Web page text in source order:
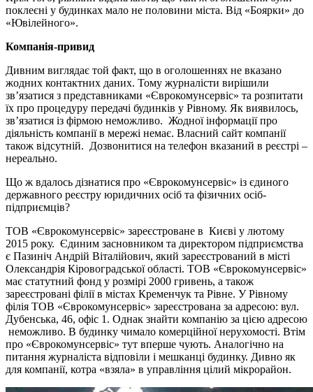
поклеєні у будинках мало не половини міста. Від «Боярки» до
«Ювілейного».
Компанія-привид
Дивним виглядає той факт, що в оголошеннях не вказано
жодних контактних даних. Тому журналісти вирішили
зв’язатися з представниками «Єврокомунсервіс» та розпитати
їх про процедуру передачі будинків у Рівному. Як виявилось,
зв’язатися із фірмою неможливо. Жодної інформації про
діяльність компанії в мережі немає. Власний сайт компанії
також відсутній. Дозвонитися на телефон вказаний в реєстрі –
нереально.
Що ж вдалось дізнатися про «Єврокомунсервіс» із єдиного
державного реєстру юридичних осіб та фізичних осіб-
підприємців?
ТОВ «Єврокомунсервіс» зареєстроване в Києві у лютому
2015 року. Єдиним засновником та директором підприємства
є Пазиніч Андрій Віталійович, який зареєстрований в місті
Олександрія Кіровоградської області. ТОВ «Єврокомунсервіс»
має статутний фонд у розмірі 2000 гривень, а також
зареєстровані філії в містах Кременчук та Рівне. У Рівному
філія ТОВ «Єврокомунсервіс» зареєстрована за адресою: вул.
Дубенська, 46, офіс 1. Однак знайти компанію за цією адресою
неможливо. В будинку чимало комерційної нерухомості. Втім
про «Єврокомунсервіс» тут вперше чують. Аналогічно на
питання журналіста відповіли і мешканці будинку. Дивно як
для компанії, котра «взяла» в управління цілий мікрорайон.